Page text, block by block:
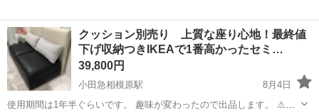
クッション別売り 上質な座り心地！最終値
下げ収納つきIKEAで1番高かったセミ…
39,800円
小田急相模原駅
8月4日
使用期間は1年半ぐらいです。 趣味が変わったので出品します。 ⚠ク